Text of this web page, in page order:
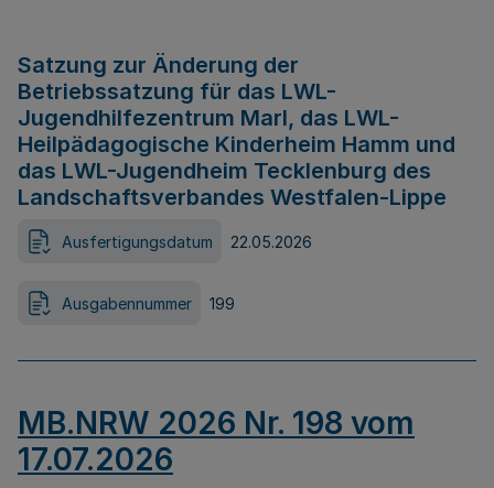
Satzung zur Änderung der
Betriebssatzung für das LWL-
Jugendhilfezentrum Marl, das LWL-
Heilpädagogische Kinderheim Hamm und
das LWL-Jugendheim Tecklenburg des
Landschaftsverbandes Westfalen-Lippe
Ausfertigungsdatum 22.05.2026
Ausgabennummer 199
MB.NRW 2026 Nr. 198 vom
17.07.2026